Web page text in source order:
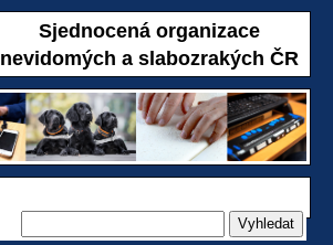
Sjednocená organizace
nevidomých a slabozrakých ČR